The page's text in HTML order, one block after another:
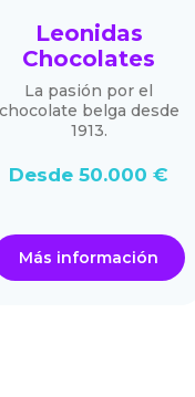
Leonidas
Chocolates
La pasión por el
chocolate belga desde
1913.
Desde 50.000 €
Más información